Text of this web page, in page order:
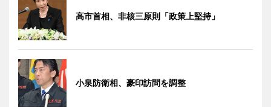
高市首相、非核三原則「政策上堅持」
小泉防衛相、豪印訪問を調整